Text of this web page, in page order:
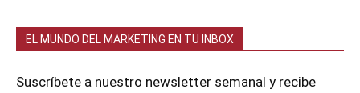
EL MUNDO DEL MARKETING EN TU INBOX
Suscríbete a nuestro newsletter semanal y recibe